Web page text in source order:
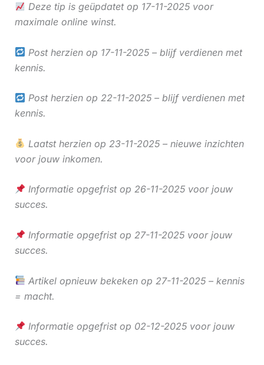
Deze tip is geüpdatet op 17-11-2025 voor
maximale online winst.
Post herzien op 17-11-2025 – blijf verdienen met
kennis.
Post herzien op 22-11-2025 – blijf verdienen met
kennis.
Laatst herzien op 23-11-2025 – nieuwe inzichten
voor jouw inkomen.
Informatie opgefrist op 26-11-2025 voor jouw
succes.
Informatie opgefrist op 27-11-2025 voor jouw
succes.
Artikel opnieuw bekeken op 27-11-2025 – kennis
= macht.
Informatie opgefrist op 02-12-2025 voor jouw
succes.